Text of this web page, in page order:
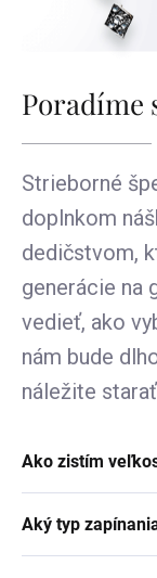
Poradíme
Strieborné
doplnkom
dedičstvom,
generácie na
vedieť, ako
nám bude
náležite
Ako zistím
Aby ste
položte ho
Aký typ